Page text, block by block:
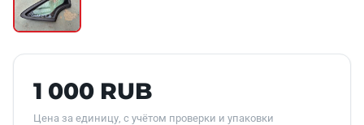
1 000 RUB
Цена за единицу, с учётом проверки и упаковки